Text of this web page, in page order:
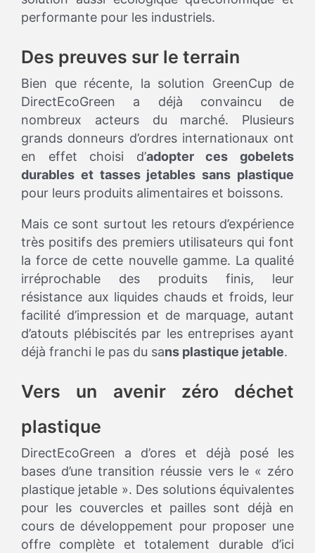
performante pour les industriels.
Des preuves sur le terrain
Bien que récente, la solution GreenCup de
DirectEcoGreen a déjà convaincu de
nombreux acteurs du marché. Plusieurs
grands donneurs d’ordres internationaux ont
en effet choisi d’adopter ces gobelets
durables et tasses jetables sans plastique
pour leurs produits alimentaires et boissons.
Mais ce sont surtout les retours d’expérience
très positifs des premiers utilisateurs qui font
la force de cette nouvelle gamme. La qualité
irréprochable des produits finis, leur
résistance aux liquides chauds et froids, leur
facilité d’impression et de marquage, autant
d’atouts plébiscités par les entreprises ayant
déjà franchi le pas du sans plastique jetable.
Vers un avenir zéro déchet
plastique
DirectEcoGreen a d’ores et déjà posé les
bases d’une transition réussie vers le « zéro
plastique jetable ». Des solutions équivalentes
pour les couvercles et pailles sont déjà en
cours de développement pour proposer une
offre complète et totalement durable d’ici